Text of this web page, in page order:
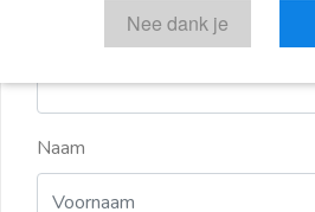
Naam
Nee dank je